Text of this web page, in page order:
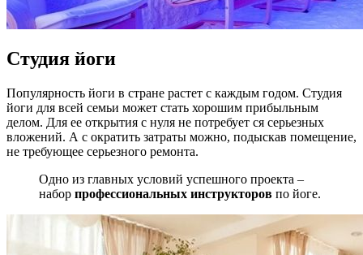
Студия йоги
Популярность йоги в стране растет с каждым годом. Студия
йоги для всей семьи может стать хорошим прибыльным
делом. Для ее открытия с нуля не потребует ся серьезных
вложений. А с ократить затраты можно, подыскав помещение,
не требующее серьезного ремонта.
Одно из главных условий успешного проекта –
набор профессиональных инструкторов по йоге.